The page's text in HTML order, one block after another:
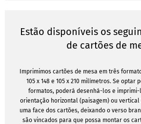
Estão disponíveis os
de cartões de
Imprimimos cartões de mesa em três
105 x 148 e 105 x 210 milímetros. Se optar
formatos, poderá desenhá-los e
orientação horizontal (paisagem) ou
uma face dos cartões, deixando o verso
são vincados para que possa montar os